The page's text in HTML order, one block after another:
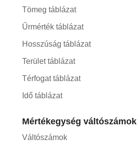
Tömeg táblázat
Űrmérték táblázat
Hosszúság táblázat
Terület táblázat
Térfogat táblázat
Idő táblázat
Mértékegység váltószámok
Váltószámok